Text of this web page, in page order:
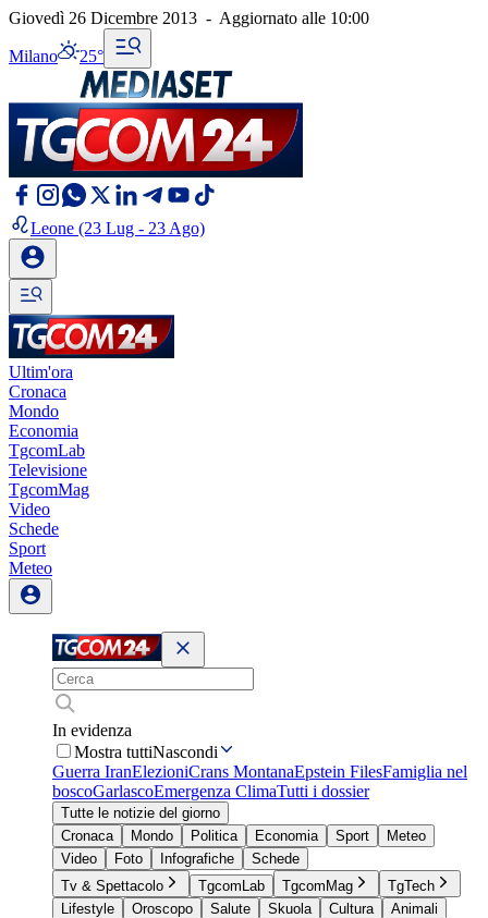
Giovedì 26 Dicembre 2013 - Aggiornato alle 10:00
Milano 25°
Leone (23 Lug - 23 Ago)
Ultim'ora
Cronaca
Mondo
Economia
TgcomLab
Televisione
TgcomMag
Video
Schede
Sport
Meteo
In evidenza
Mostra tuttiNascondi
Guerra IranElezioniCrans MontanaEpstein FilesFamiglia nel
boscoGarlascoEmergenza ClimaTutti i dossier
Tutte le notizie del giorno
Cronaca
Mondo Politica Economia Sport
Meteo
Video
Foto Infografiche
Schede
Tv & Spettacolo
TgcomLab TgcomMag
TgTech
Lifestyle
Oroscopo Salute Skuola Cultura
Animali